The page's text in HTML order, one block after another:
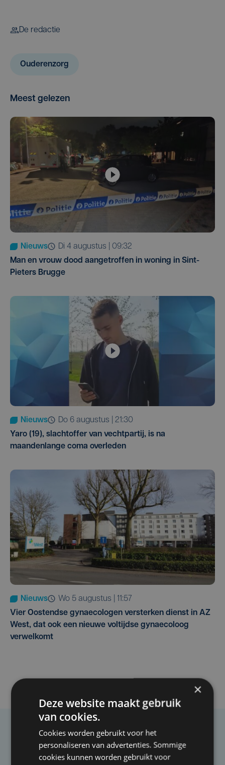
De redactie
Ouderenzorg
Meest gelezen
Nieuws
di 4 augustus | 09:32
Man en vrouw dood aangetroffen in woning in Sint-
Pieters Brugge
Nieuws
do 6 augustus | 21:30
Yaro (19), slachtoffer van vechtpartij, is na
maandenlange coma overleden
Nieuws
wo 5 augustus | 11:57
Vier Oostendse gynaecologen versterken dienst in AZ
West, dat ook een nieuwe voltijdse gynaecoloog
verwelkomt
Taalfout opgemerkt?
Heb je een taal- of schrijffout opgemerkt in dit
×
Deze website maakt gebruik
van cookies.
Cookies worden gebruikt voor het
personaliseren van advertenties. Sommige
cookies kunnen worden gebruikt voor